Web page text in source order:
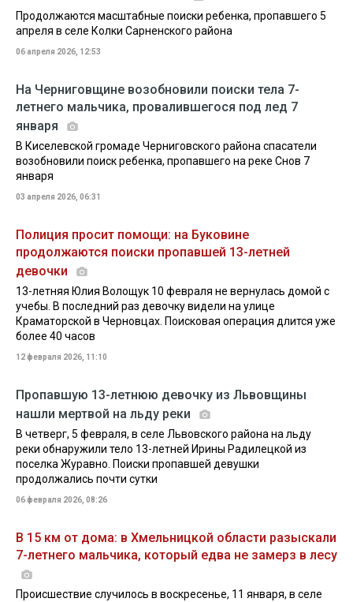
Продолжаются масштабные поиски ребенка, пропавшего 5
апреля в селе Колки Сарненского района
06 апреля 2026, 12:53
На Черниговщине возобновили поиски тела 7-
летнего мальчика, провалившегося под лед 7
января
В Киселевской громаде Черниговского района спасатели
возобновили поиск ребенка, пропавшего на реке Снов 7
января
03 апреля 2026, 06:31
Полиция просит помощи: на Буковине
продолжаются поиски пропавшей 13-летней
девочки
13-летняя Юлия Волощук 10 февраля не вернулась домой с
учебы. В последний раз девочку видели на улице
Краматорской в Черновцах. Поисковая операция длится уже
более 40 часов
12 февраля 2026, 11:10
Пропавшую 13-летнюю девочку из Львовщины
нашли мертвой на льду реки
В четверг, 5 февраля, в селе Львовского района на льду
реки обнаружили тело 13-летней Ирины Радилецкой из
поселка Журавно. Поиски пропавшей девушки
продолжались почти сутки
06 февраля 2026, 08:26
В 15 км от дома: в Хмельницкой области разыскали
7-летнего мальчика, который едва не замерз в лесу
Происшествие случилось в воскресенье, 11 января, в селе